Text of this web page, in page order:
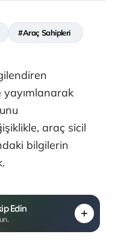
#Araç Sahipleri
yayımlanarak
araç sicil
bilgilerin
Edin